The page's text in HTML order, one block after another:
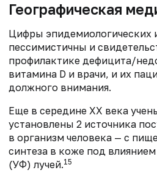
Географическая
Цифры эпидемиологических
пессимистичны и
профилактике дефицита/
витамина D и врачи, и их
должного внимания.
Еще в середине XX века
установлены 2 источника
в организм человека — с
синтеза в коже под
(УФ) лучей.15